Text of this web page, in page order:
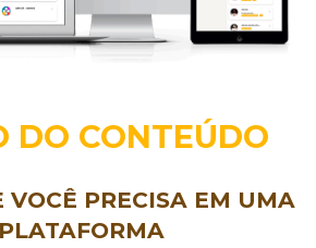
DO CONTEÚDO
VOCÊ PRECISA EM UMA